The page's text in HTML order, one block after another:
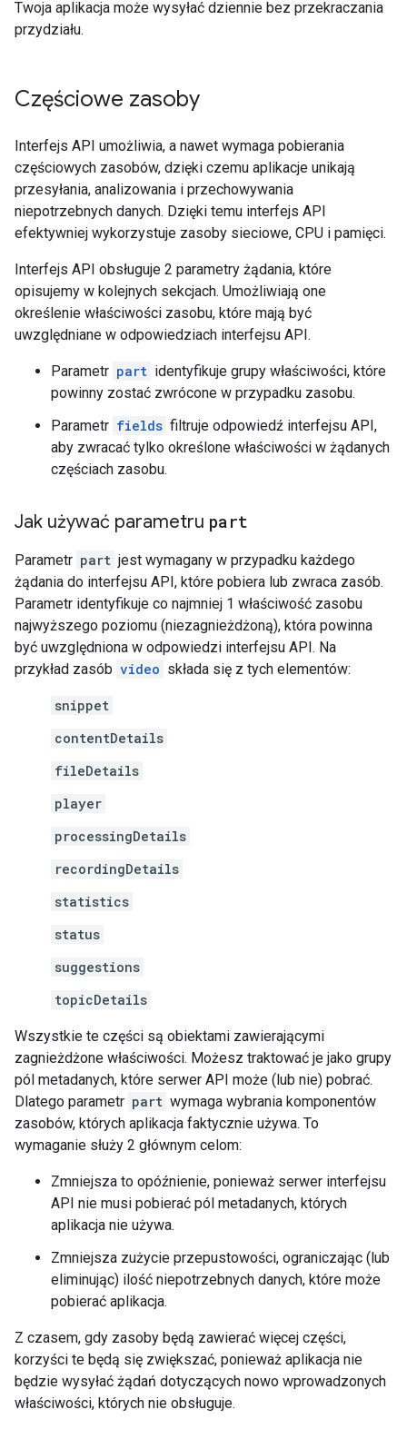
Twoja aplikacja może wysyłać dziennie bez przekraczania
przydziału.
Częściowe zasoby
Interfejs API umożliwia, a nawet wymaga pobierania
częściowych zasobów, dzięki czemu aplikacje unikają
przesyłania, analizowania i przechowywania
niepotrzebnych danych. Dzięki temu interfejs API
efektywniej wykorzystuje zasoby sieciowe, CPU i pamięci.
Interfejs API obsługuje 2 parametry żądania, które
opisujemy w kolejnych sekcjach. Umożliwiają one
określenie właściwości zasobu, które mają być
uwzględniane w odpowiedziach interfejsu API.
Parametr part identyfikuje grupy właściwości, które
powinny zostać zwrócone w przypadku zasobu.
Parametr fields filtruje odpowiedź interfejsu API,
aby zwracać tylko określone właściwości w żądanych
częściach zasobu.
Jak używać parametru part
Parametr part jest wymagany w przypadku każdego
żądania do interfejsu API, które pobiera lub zwraca zasób.
Parametr identyfikuje co najmniej 1 właściwość zasobu
najwyższego poziomu (niezagnieżdżoną), która powinna
być uwzględniona w odpowiedzi interfejsu API. Na
przykład zasób video składa się z tych elementów:
snippet
contentDetails
fileDetails
player
processingDetails
recordingDetails
statistics
status
suggestions
topicDetails
Wszystkie te części są obiektami zawierającymi
zagnieżdżone właściwości. Możesz traktować je jako grupy
pól metadanych, które serwer API może (lub nie) pobrać.
Dlatego parametr part wymaga wybrania komponentów
zasobów, których aplikacja faktycznie używa. To
wymaganie służy 2 głównym celom:
Zmniejsza to opóźnienie, ponieważ serwer interfejsu
API nie musi pobierać pól metadanych, których
aplikacja nie używa.
Zmniejsza zużycie przepustowości, ograniczając (lub
eliminując) ilość niepotrzebnych danych, które może
pobierać aplikacja.
Z czasem, gdy zasoby będą zawierać więcej części,
korzyści te będą się zwiększać, ponieważ aplikacja nie
będzie wysyłać żądań dotyczących nowo wprowadzonych
właściwości, których nie obsługuje.